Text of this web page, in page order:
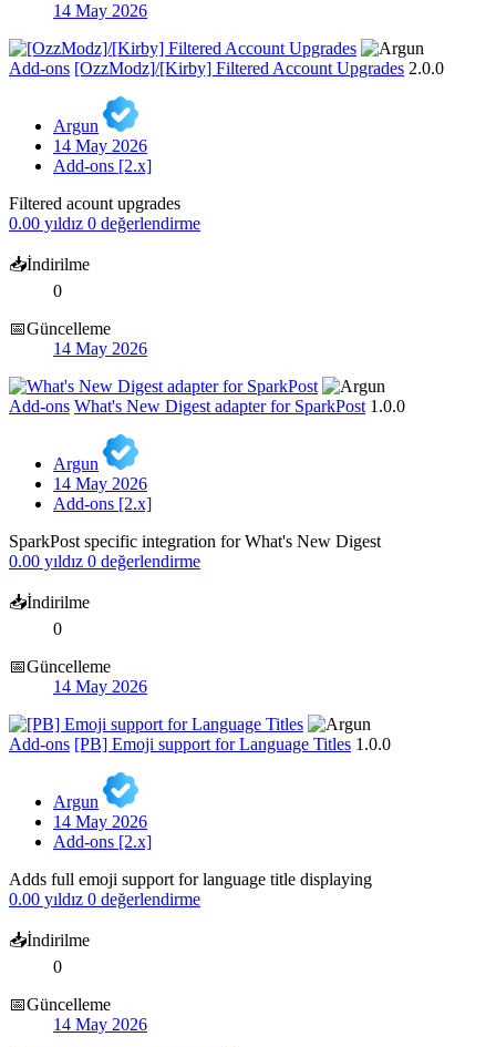
14 May 2026
Add-ons [OzzModz]/[Kirby] Filtered Account Upgrades 2.0.0
Argun
14 May 2026
Add-ons [2.x]
Filtered acount upgrades
0.00 yıldız 0 değerlendirme
📥İndirilme
0
📅Güncelleme
14 May 2026
Add-ons What's New Digest adapter for SparkPost 1.0.0
Argun
14 May 2026
Add-ons [2.x]
SparkPost specific integration for What's New Digest
0.00 yıldız 0 değerlendirme
📥İndirilme
0
📅Güncelleme
14 May 2026
Add-ons [PB] Emoji support for Language Titles 1.0.0
Argun
14 May 2026
Add-ons [2.x]
Adds full emoji support for language title displaying
0.00 yıldız 0 değerlendirme
📥İndirilme
0
📅Güncelleme
14 May 2026